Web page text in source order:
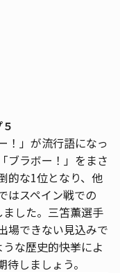
！」が流行語になっ
ブラボー！」をまさ
的な1位となり、他
はスペイン戦での
ました。三笘薫選手
場できない見込みで
な歴史的快挙によ
しましょう。